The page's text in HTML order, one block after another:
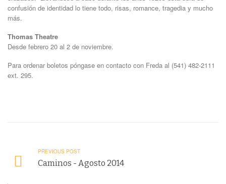
confusión de identidad lo tiene todo, risas, romance, tragedia y mucho
más.
Thomas Theatre
Desde febrero 20 al 2 de noviembre.
Para ordenar boletos póngase en contacto con Freda al (541) 482-2111
ext. 295.
PREVIOUS POST
Caminos - Agosto 2014